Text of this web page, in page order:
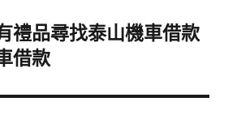
禮品尋找泰山機車借款
借款